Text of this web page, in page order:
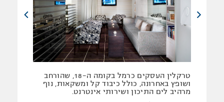
טרקלין העסקים כרמל בקומה ה-18, שהורחב
ושופץ באחרונה, כולל כיבוד קל ומשקאות, נוף
מרהיב לים התיכון ושירותי אינטרנט.